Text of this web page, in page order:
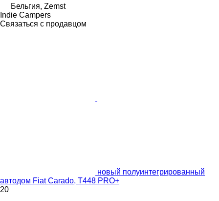
Бельгия, Zemst
Indie Campers
Связаться с продавцом
новый полуинтегрированный
автодом Fiat Carado, T448 PRO+
20